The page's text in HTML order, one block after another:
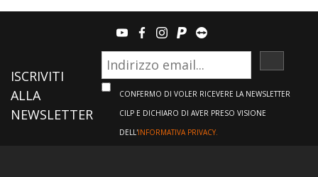
youtubefacebook
instagram
paypalteamviewer
ISCRIVITI
ALLA
NEWSLETTER
CONFERMO DI VOLER RICEVERE LA NEWSLETTER
CILP E DICHIARO DI AVER PRESO VISIONE
DELL'INFORMATIVA PRIVACY.